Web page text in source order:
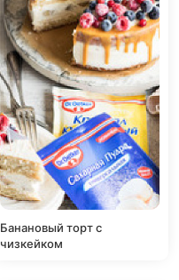
Банановый торт с
чизкейком